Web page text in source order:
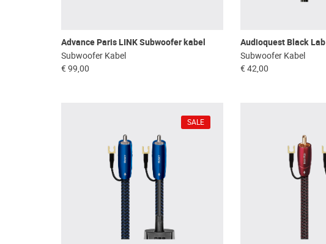
Advance Paris LINK Subwoofer kabel
Subwoofer Kabel
€ 99,00
Audioquest Black Lab
Subwoofer Kabel
€ 42,00
SALE